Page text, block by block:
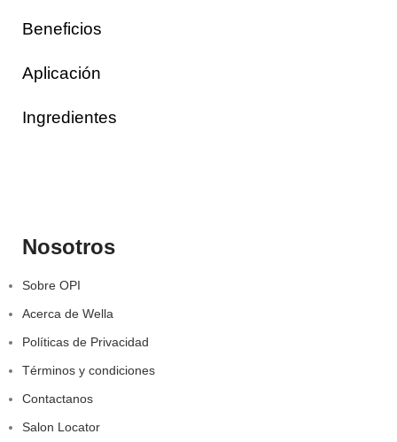
Beneficios
Aplicación
Ingredientes
Nosotros
Sobre OPI
Acerca de Wella
Políticas de Privacidad
Términos y condiciones
Contactanos
Salon Locator